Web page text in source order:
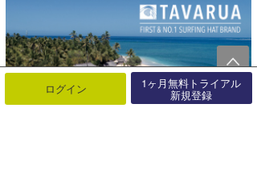
ログイン 1ヶ月無料トライアル
新規登録